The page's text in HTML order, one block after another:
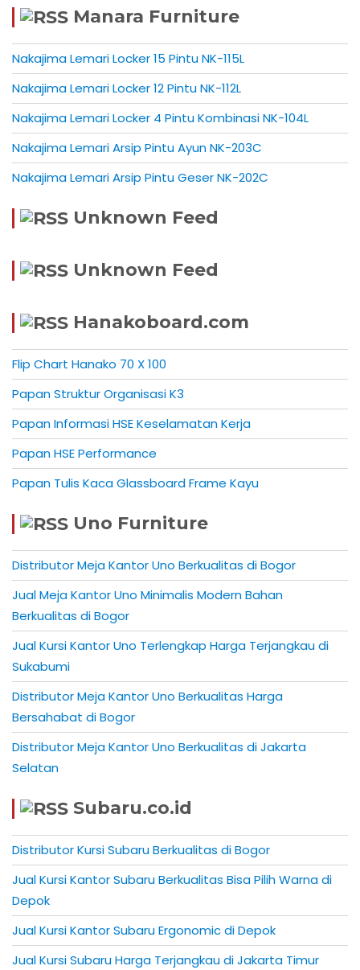
Manara Furniture
Nakajima Lemari Locker 15 Pintu NK-115L
Nakajima Lemari Locker 12 Pintu NK-112L
Nakajima Lemari Locker 4 Pintu Kombinasi NK-104L
Nakajima Lemari Arsip Pintu Ayun NK-203C
Nakajima Lemari Arsip Pintu Geser NK-202C
Unknown Feed
Unknown Feed
Hanakoboard.com
Flip Chart Hanako 70 X 100
Papan Struktur Organisasi K3
Papan Informasi HSE Keselamatan Kerja
Papan HSE Performance
Papan Tulis Kaca Glassboard Frame Kayu
Uno Furniture
Distributor Meja Kantor Uno Berkualitas di Bogor
Jual Meja Kantor Uno Minimalis Modern Bahan
Berkualitas di Bogor
Jual Kursi Kantor Uno Terlengkap Harga Terjangkau di
Sukabumi
Distributor Meja Kantor Uno Berkualitas Harga
Bersahabat di Bogor
Distributor Meja Kantor Uno Berkualitas di Jakarta
Selatan
Subaru.co.id
Distributor Kursi Subaru Berkualitas di Bogor
Jual Kursi Kantor Subaru Berkualitas Bisa Pilih Warna di
Depok
Jual Kursi Kantor Subaru Ergonomic di Depok
Jual Kursi Subaru Harga Terjangkau di Jakarta Timur